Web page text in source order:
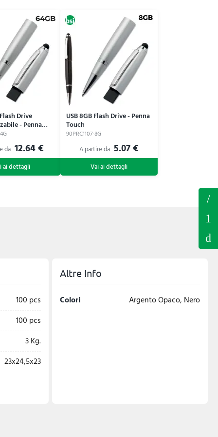
Drive
- Penna
12.64 €
USB 8GB Flash Drive - Penna
Touch
90PRC1107-8G
5.07 €
100 pcs
100 pcs
3 Kg.
23x24,5x23
Altre Info
Colori Argento Opaco, Nero